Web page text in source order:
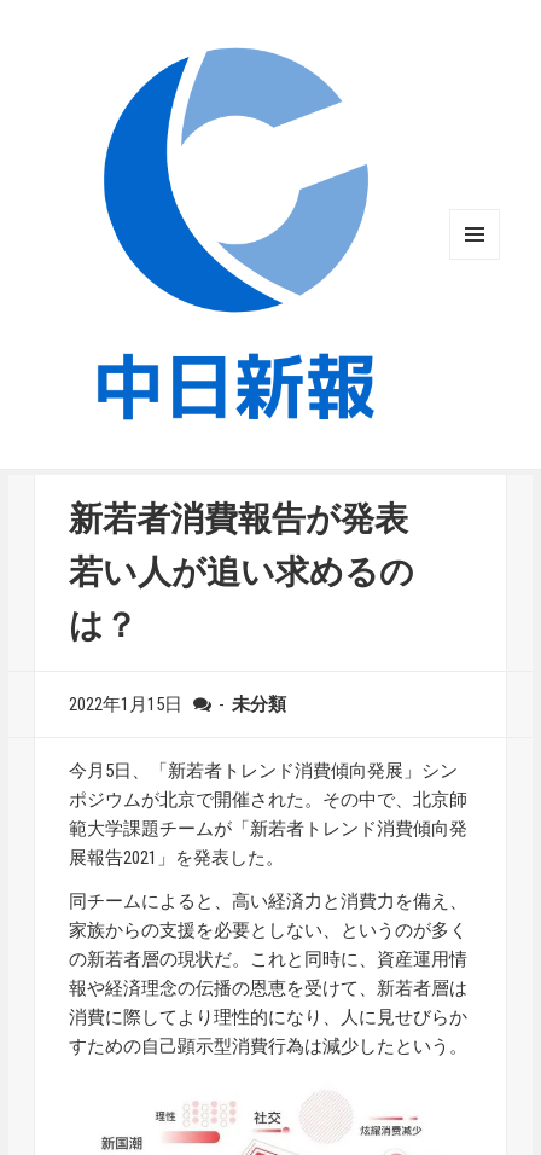
新若者消費報告が発表
若い人が追い求めるの
は？
2022年1月15日 - 未分類
今月5日、「新若者トレンド消費傾向発展」シン
ポジウムが北京で開催された。その中で、北京師
範大学課題チームが「新若者トレンド消費傾向発
展報告2021」を発表した。
同チームによると、高い経済力と消費力を備え、
家族からの支援を必要としない、というのが多く
の新若者層の現状だ。これと同時に、資産運用情
報や経済理念の伝播の恩恵を受けて、新若者層は
消費に際してより理性的になり、人に見せびらか
すための自己顕示型消費行為は減少したという。